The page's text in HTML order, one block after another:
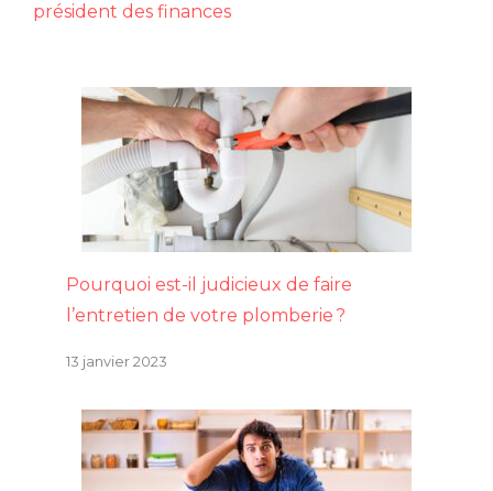
président des finances
Pourquoi est-il judicieux de faire
l’entretien de votre plomberie ?
13 janvier 2023